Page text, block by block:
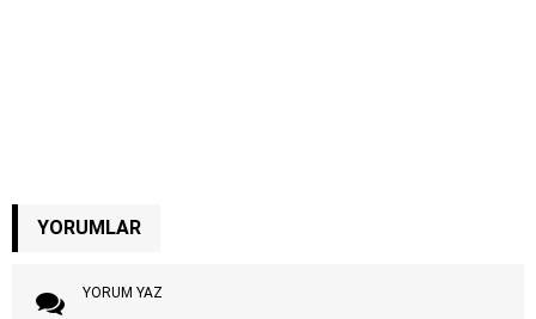
YORUMLAR
YORUM YAZ